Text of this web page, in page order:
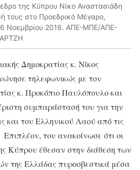
της Κύπρου Νίκο Αναστασιάδη
τους στο Προεδρικό Μέγαρο,
Νοεμβρίου 2016. ΑΠΕ-ΜΠΕ/ΑΠΕ-
Δημοκρατίας κ. Νίκος
τηλεφωνικώς με τον
κ. Προκόπιο Παυλόπουλο και
συμπαράστασή του για την
και του Ελληνικού Λαού από τις
του ανακοίνωσε ότι οι
Κύπρου έθεσαν στην διάθεση των
της Ελλάδας πυροσβεστικά μέσα